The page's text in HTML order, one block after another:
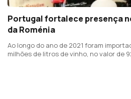
Portugal fortalece presença
da Roménia
Ao longo do ano de 2021 foram
milhões de litros de vinho, no valor de